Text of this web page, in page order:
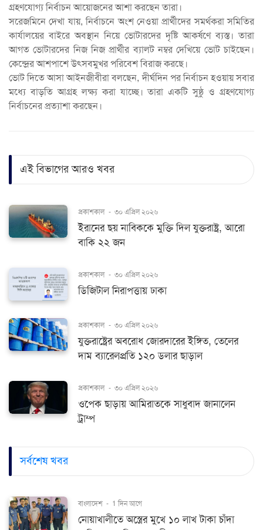
গ্রহণযোগ্য নির্বাচন আয়োজনের আশা করছেন তারা।
সরেজমিনে দেখা যায়, নির্বাচনে অংশ নেওয়া প্রার্থীদের সমর্থকরা সমিতির
কার্যালয়ের বাইরে অবস্থান নিয়ে ভোটারদের দৃষ্টি আকর্ষণে ব্যস্ত। তারা
আগত ভোটারদের নিজ নিজ প্রার্থীর ব্যালট নম্বর দেখিয়ে ভোট চাইছেন।
কেন্দ্রের আশপাশে উৎসবমুখর পরিবেশ বিরাজ করছে।
ভোট দিতে আসা আইনজীবীরা বলছেন, দীর্ঘদিন পর নির্বাচন হওয়ায় সবার
মধ্যে বাড়তি আগ্রহ লক্ষ্য করা যাচ্ছে। তারা একটি সুষ্ঠু ও গ্রহণযোগ্য
নির্বাচনের প্রত্যাশা করছেন।
এই বিভাগের আরও খবর
প্রকাশকাল - ৩০ এপ্রিল ২০২৬
ইরানের ছয় নাবিককে মুক্তি দিল যুক্তরাষ্ট্র, আরো
বাকি ২২ জন
প্রকাশকাল - ৩০ এপ্রিল ২০২৬
ডিজিটাল নিরাপত্তায় ঢাকা
প্রকাশকাল - ৩০ এপ্রিল ২০২৬
যুক্তরাষ্ট্রের অবরোধ জোরদারের ইঙ্গিত, তেলের
দাম ব্যারেলপ্রতি ১২০ ডলার ছাড়াল
প্রকাশকাল - ৩০ এপ্রিল ২০২৬
ওপেক ছাড়ায় আমিরাতকে সাধুবাদ জানালেন
ট্রাম্প
সর্বশেষ খবর
বাংলাদেশ - 1 দিন আগে
নোয়াখালীতে অস্ত্রের মুখে ১০ লাখ টাকা চাঁদা